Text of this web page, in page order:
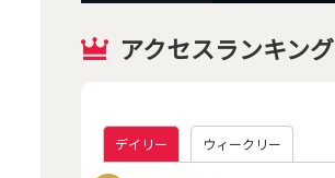
アクセスランキング
デイリー ウィークリー